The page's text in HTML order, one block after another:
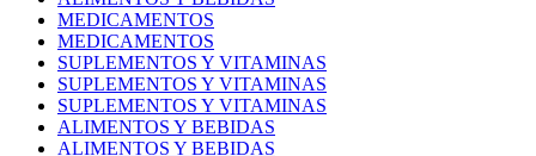
MEDICAMENTOS
MEDICAMENTOS
SUPLEMENTOS Y VITAMINAS
SUPLEMENTOS Y VITAMINAS
SUPLEMENTOS Y VITAMINAS
ALIMENTOS Y BEBIDAS
ALIMENTOS Y BEBIDAS